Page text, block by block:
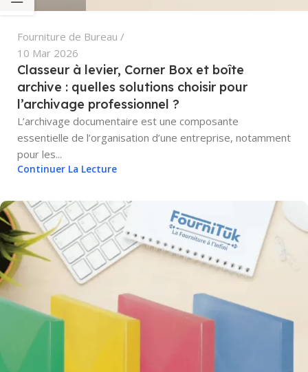
Fourniture de Bureau
10 Mar 2026
Classeur à levier, Corner Box et boîte
archive : quelles solutions choisir pour
l’archivage professionnel ?
L’archivage documentaire est une composante
essentielle de l’organisation d’une entreprise, notamment
pour les...
Continuer La Lecture